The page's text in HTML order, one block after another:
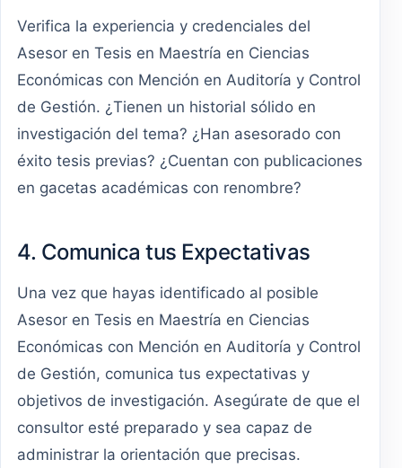
Verifica la experiencia y credenciales del
Asesor en Tesis en Maestría en Ciencias
Económicas con Mención en Auditoría y Control
de Gestión. ¿Tienen un historial sólido en
investigación del tema? ¿Han asesorado con
éxito tesis previas? ¿Cuentan con publicaciones
en gacetas académicas con renombre?
4. Comunica tus Expectativas
Una vez que hayas identificado al posible
Asesor en Tesis en Maestría en Ciencias
Económicas con Mención en Auditoría y Control
de Gestión, comunica tus expectativas y
objetivos de investigación. Asegúrate de que el
consultor esté preparado y sea capaz de
administrar la orientación que precisas.